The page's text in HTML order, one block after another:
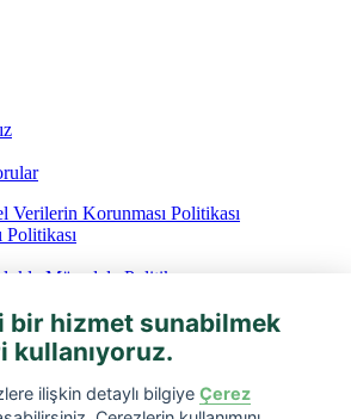
Korunması Politikası
Politikası
Mücadele Politikası
bir hizmet sunabilmek
kullanıyoruz.
ilişkin detaylı bilgiye Çerez